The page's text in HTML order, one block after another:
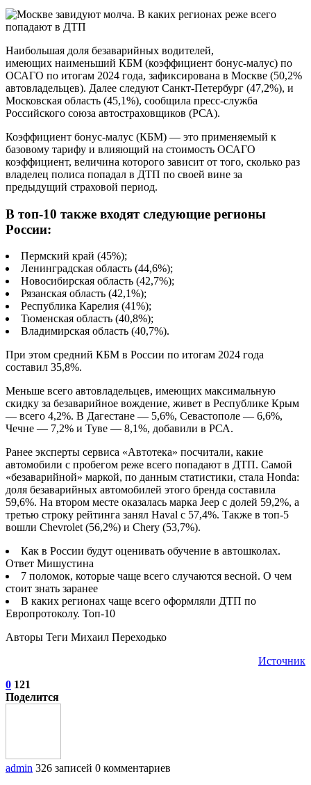
Наибольшая доля безаварийных водителей,
имеющих наименьший КБМ (коэффициент бонус-малус) по
ОСАГО по итогам 2024 года, зафиксирована в Москве (50,2%
автовладельцев). Далее следуют Санкт-Петербург (47,2%), и
Московская область (45,1%), сообщила пресс-служба
Российского союза автостраховщиков (РСА).
Коэффициент бонус-малус (КБМ) — это применяемый к
базовому тарифу и влияющий на стоимость ОСАГО
коэффициент, величина которого зависит от того, сколько раз
владелец полиса попадал в ДТП по своей вине за
предыдущий страховой период.
В топ-10 также входят следующие регионы
России:
Пермский край (45%);
Ленинградская область (44,6%);
Новосибирская область (42,7%);
Рязанская область (42,1%);
Республика Карелия (41%);
Тюменская область (40,8%);
Владимирская область (40,7%).
При этом средний КБМ в России по итогам 2024 года
составил 35,8%.
Меньше всего автовладельцев, имеющих максимальную
скидку за безаварийное вождение, живет в Республике Крым
— всего 4,2%. В Дагестане — 5,6%, Севастополе — 6,6%,
Чечне — 7,2% и Туве — 8,1%, добавили в РСА.
Ранее эксперты сервиса «Автотека» посчитали, какие
автомобили с пробегом реже всего попадают в ДТП. Самой
«безаварийной» маркой, по данным статистики, стала Honda:
доля безаварийных автомобилей этого бренда составила
59,6%. На втором месте оказалась марка Jeep с долей 59,2%, а
третью строку рейтинга занял Haval с 57,4%. Также в топ-5
вошли Chevrolet (56,2%) и Chery (53,7%).
Как в России будут оценивать обучение в автошколах.
Ответ Мишустина
7 поломок, которые чаще всего случаются весной. О чем
стоит знать заранее
В каких регионах чаще всего оформляли ДТП по
Европротоколу. Топ-10
Авторы Теги Михаил Переходько
Источник
0 121
Поделится
admin 326 записей 0 комментариев